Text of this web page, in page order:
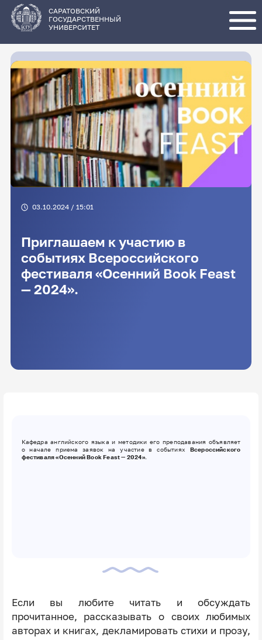
основному
содержанию
САРАТОВСКИЙ
ГОСУДАРСТВЕННЫЙ
УНИВЕРСИТЕТ
03.10.2024 / 15:01
Приглашаем к участию в
событиях Всероссийского
фестиваля «Осенний Book Feast
— 2024».
Кафедра английского языка и методики его преподавания объявляет
о начале приема заявок на участие в событиях
Всероссийского
фестиваля «Осенний Book Feast — 2024».
Если вы любите читать и обсуждать
прочитанное, рассказывать о своих любимых
авторах и книгах, декламировать стихи и прозу,